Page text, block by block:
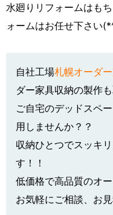
水廻りリフォームはも
ォームはお任せ下さい
自社工場札幌オーダ
ダー家具収納の製作
ご自宅のデッドスペ
用しませんか？？
収納ひとつでスッキ
す！！
低価格で高品質のオ
お気軽にご相談、お